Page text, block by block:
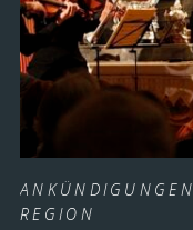
ANKÜNDIGUNGEN
REGION